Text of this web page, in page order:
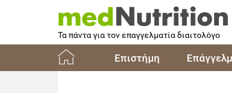
Τα πάντα για τον επαγγελματία διαιτολόγο
Επιστήμη